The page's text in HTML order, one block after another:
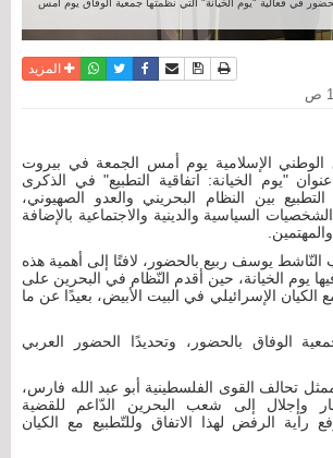
في فعالية "يوم الخيانة" التي نظمتها جمعية الوفاق يوم أمس
نسخة للطباعة
حفظ الموضوع
أرسل الى صديق
فيسبوكتويترواتسابالمزيد
الإسلامية يوم أمس الجمعة في بيروت
"يوم الخيانة: اتفاقية التطبيع" في الذكرى
التطبيع بين النظام البحريني والعدو الصهيوني،
السياسية والدينية والاجتماعية بالإضافة
يوسف ربيع بالحضور، لافتًا إلى أهمية هذه
يوم الخيانة، حين أقدم النّظام في البحرين على
الكيان الإسرائيلي في البيت الأبيض، بعيدًا عن ما
الوفاق بالحضور، وتحديدًا الحضور العربي
تحالف القوى الفلسطينية أبو عبد الله فارس،
وإجلال إلى شعب البحرين الدّاعم للقضية
راية الرفض لهذا الاتفاق وللتّطبيع مع الكيان